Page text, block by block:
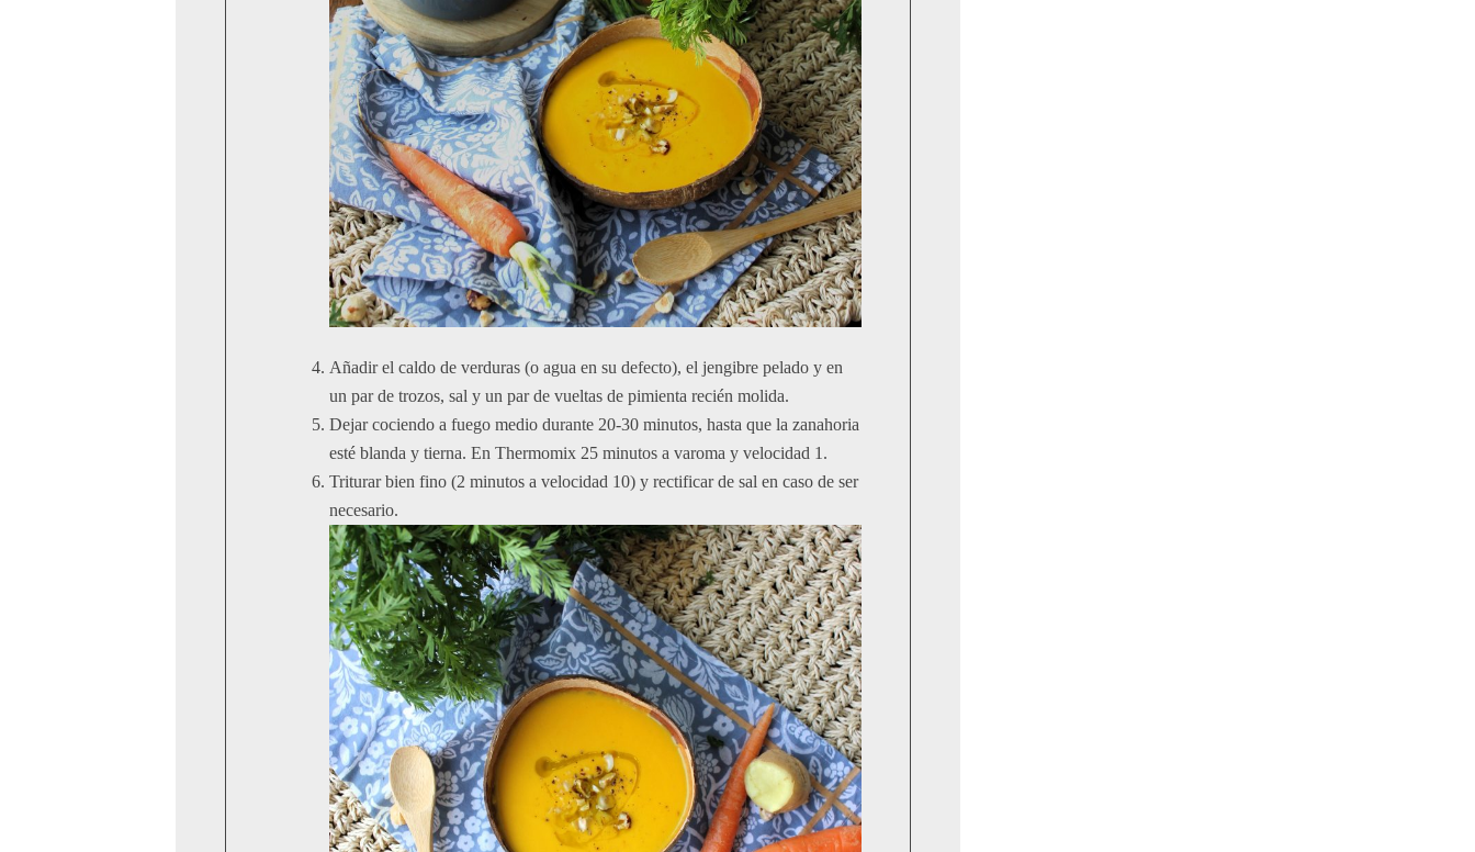
Añadir el caldo de verduras (o agua en su defecto), el jengibre pelado y en
un par de trozos, sal y un par de vueltas de pimienta recién molida.
Dejar cociendo a fuego medio durante 20-30 minutos, hasta que la zanahoria
esté blanda y tierna. En Thermomix 25 minutos a varoma y velocidad 1.
Triturar bien fino (2 minutos a velocidad 10) y rectificar de sal en caso de ser
necesario.